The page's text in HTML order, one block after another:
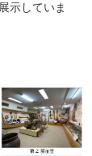
示していま